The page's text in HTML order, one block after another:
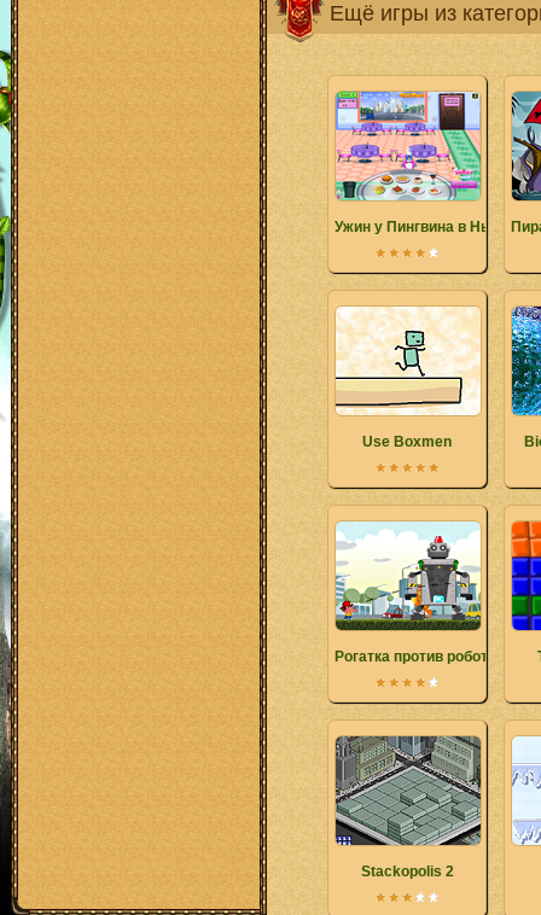
Ещё игры из
Ужин у Пингвина в Нью-
Use Boxmen
Рогатка против роботов
Stackopolis 2